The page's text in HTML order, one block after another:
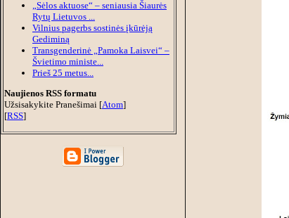
„Sėlos aktuose“ – seniausia Šiaurės
Rytų Lietuvos ...
Vilnius pagerbs sostinės įkūrėją
Gediminą
Transgenderinė „Pamoka Laisvei“ –
Švietimo ministe...
Prieš 25 metus...
Naujienos RSS formatu
Užsisakykite Pranešimai [Atom]
[RSS]